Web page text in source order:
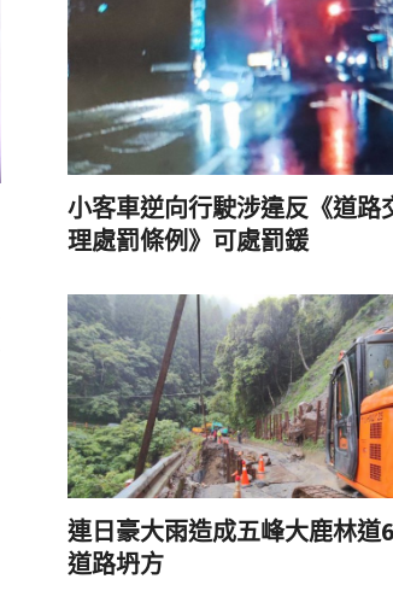
小客車逆向行駛涉違反《道路
理處罰條例》可處罰鍰
連日豪大雨造成五峰大鹿林道
道路坍方